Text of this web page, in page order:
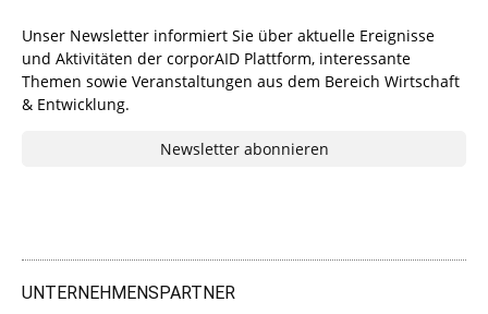
Unser Newsletter informiert Sie über aktuelle Ereignisse
und Aktivitäten der corporAID Plattform, interessante
Themen sowie Veranstaltungen aus dem Bereich Wirtschaft
& Entwicklung.
Newsletter abonnieren
UNTERNEHMENSPARTNER